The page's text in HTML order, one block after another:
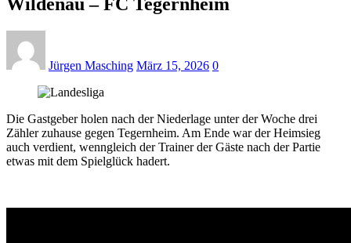
Jürgen Masching März 15, 2026 0
Die Gastgeber holen nach der Niederlage unter der Woche drei
Zähler zuhause gegen Tegernheim. Am Ende war der Heimsieg
auch verdient, wenngleich der Trainer der Gäste nach der Partie
etwas mit dem Spielglück hadert.